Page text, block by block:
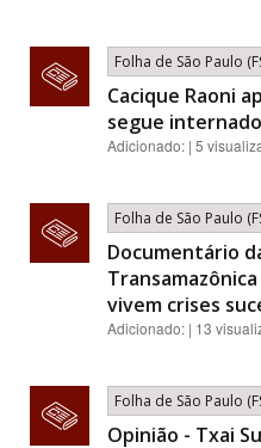
Folha de São Paulo
Cacique Raoni
segue
Adicionado: | 5
Folha de São Paulo
Documentário
vivem crises
Adicionado: | 13
Folha de São Paulo
Opinião - Txai